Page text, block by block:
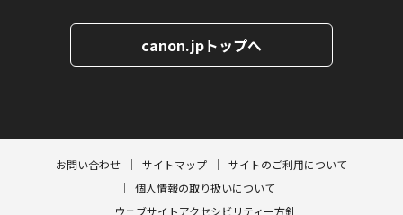
canon.jpトップへ
お問い合わせ サイトマップ
サイトのご利用について
個人情報の取り扱いについて
ウェブサイトアクセシビリティー方針